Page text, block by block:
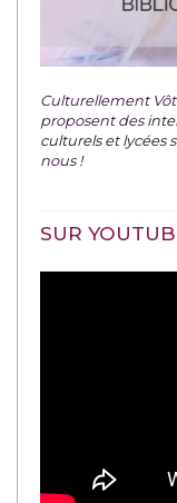
Culturellement
proposent des
culturels et lycées
nous !
SUR